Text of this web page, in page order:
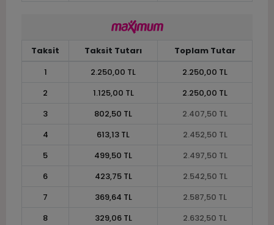
Taksit Taksit Tutarı
Toplam Tutar
1
2.250,00 TL
2.250,00 TL
2
1.125,00 TL
2.250,00 TL
3
802,50 TL
2.407,50 TL
4
613,13 TL
2.452,50 TL
5
499,50 TL
2.497,50 TL
6
423,75 TL
2.542,50 TL
7
369,64 TL
2.587,50 TL
8
329,06 TL
2.632,50 TL